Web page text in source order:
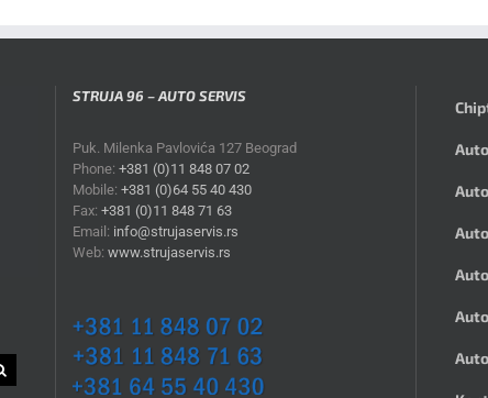
STRUJA 96 – AUTO SERVIS
Puk. Milenka Pavlovića 127 Beograd
Phone: +381 (0)11 848 07 02
Mobile: +381 (0)64 55 40 430
Fax: +381 (0)11 848 71 63
Email: info@strujaservis.rs
Web: www.strujaservis.rs